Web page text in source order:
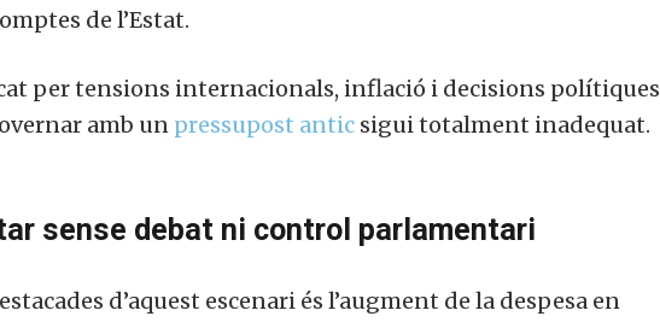
de l’Estat.
per tensions internacionals, inflació i decisions polítiques
amb un pressupost antic sigui totalment inadequat.
sense debat ni control parlamentari
d’aquest escenari és l’augment de la despesa en